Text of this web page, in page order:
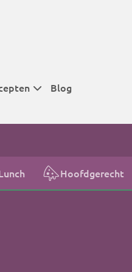
tijden
tijden
Blog
Hoofdgerecht